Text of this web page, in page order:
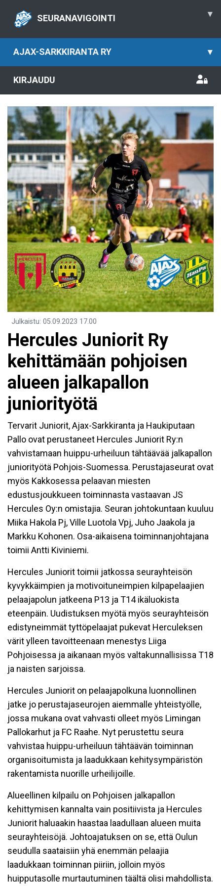
SEURANAVIGOINTI ▾
AJAX-SARKKIRANTA RY ▾
KIRJAUDU
Julkaistu: 05.09.2023 17.00
Hercules Juniorit Ry
kehittämään pohjoisen
alueen jalkapallon
juniorityötä
Tervarit Juniorit, Ajax-Sarkkiranta ja Haukiputaan
Pallo ovat perustaneet Hercules Juniorit Ry:n
vahvistamaan huippu-urheiluun tähtäävää jalkapallon
juniorityötä Pohjois-Suomessa. Perustajaseurat ovat
myös Kakkosessa pelaavan miesten
edustusjoukkueen toiminnasta vastaavan JS
Hercules Oy:n omistajia. Seuran johtokuntaan kuuluu
Miika Hakola Pj, Ville Luotola Vpj, Juho Jaakola ja
Markku Kohonen. Osa-aikaisena toiminnanjohtajana
toimii Antti Kiviniemi.
Hercules Juniorit toimii jatkossa seurayhteisön
kyvykkäimpien ja motivoituneimpien kilpapelaajien
pelaajapolun jatkeena P13 ja T14 ikäluokista
eteenpäin. Uudistuksen myötä myös seurayhteisön
edistyneimmät tyttöpelaajat pukevat Herculeksen
värit ylleen tavoitteenaan menestys Liiga
Pohjoisessa ja aikanaan myös valtakunnallisissa T18
ja naisten sarjoissa.
Hercules Juniorit on pelaajapolkuna luonnollinen
jatke jo perustajaseurojen aiemmalle yhteistyölle,
jossa mukana ovat vahvasti olleet myös Limingan
Pallokarhut ja FC Raahe. Nyt perustettu seura
vahvistaa huippu-urheiluun tähtäävän toiminnan
organisoitumista ja laadukkaan kehitysympäristön
rakentamista nuorille urheilijoille.
Alueellinen kilpailu on Pohjoisen jalkapallon
kehittymisen kannalta vain positiivista ja Hercules
Juniorit haluaakin haastaa laadullaan alueen muita
seurayhteisöjä. Johtoajatuksen on se, että Oulun
seudulla saataisiin yhä enemmän pelaajia
laadukkaan toiminnan piiriin, jolloin myös
huipputasolle murtautuminen täältä olisi mahdollista.